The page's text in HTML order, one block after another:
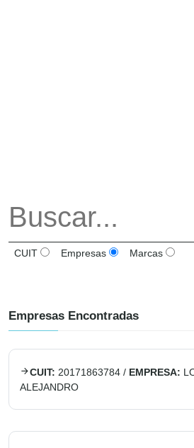
CUIT Empresas Marcas
Empresas Encontradas
CUIT: 20171863784 / EMPRESA:
ALEJANDRO